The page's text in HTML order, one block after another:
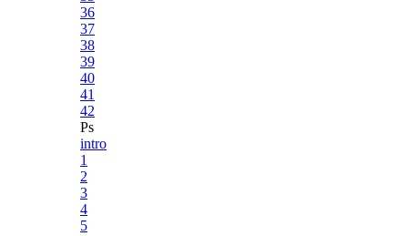
36
37
38
39
40
41
42
Ps
intro
1
2
3
4
5